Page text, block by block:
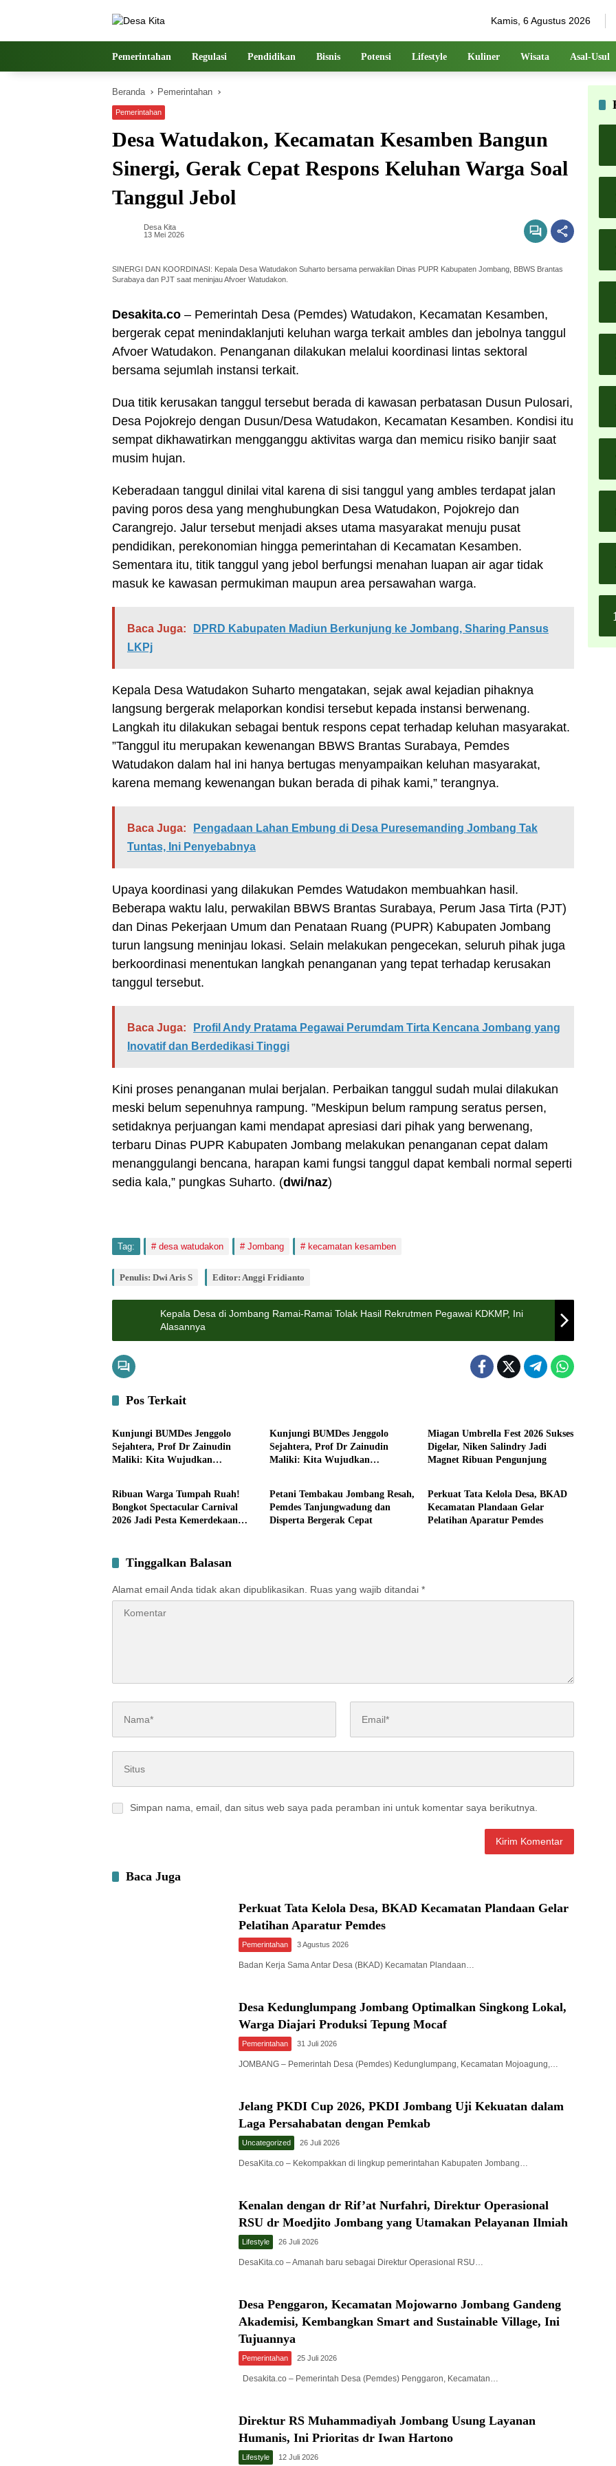
Kamis, 6 Agustus 2026
Pemerintahan Regulasi Pendidikan Bisnis Potensi Lifestyle Kuliner Wisata Asal-Usul
Beranda Pemerintahan
Pemerintahan
Desa Watudakon, Kecamatan Kesamben Bangun
Sinergi, Gerak Cepat Respons Keluhan Warga Soal
Tanggul Jebol
Desa Kita
13 Mei 2026
SINERGI DAN KOORDINASI: Kepala Desa Watudakon Suharto bersama perwakilan Dinas PUPR Kabupaten Jombang, BBWS Brantas
Surabaya dan PJT saat meninjau Afvoer Watudakon.
Desakita.co – Pemerintah Desa (Pemdes) Watudakon, Kecamatan Kesamben,
bergerak cepat menindaklanjuti keluhan warga terkait ambles dan jebolnya tanggul
Afvoer Watudakon. Penanganan dilakukan melalui koordinasi lintas sektoral
bersama sejumlah instansi terkait.
Dua titik kerusakan tanggul tersebut berada di kawasan perbatasan Dusun Pulosari,
Desa Pojokrejo dengan Dusun/Desa Watudakon, Kecamatan Kesamben. Kondisi itu
sempat dikhawatirkan mengganggu aktivitas warga dan memicu risiko banjir saat
musim hujan.
Keberadaan tanggul dinilai vital karena di sisi tanggul yang ambles terdapat jalan
paving poros desa yang menghubungkan Desa Watudakon, Pojokrejo dan
Carangrejo. Jalur tersebut menjadi akses utama masyarakat menuju pusat
pendidikan, perekonomian hingga pemerintahan di Kecamatan Kesamben.
Sementara itu, titik tanggul yang jebol berfungsi menahan luapan air agar tidak
masuk ke kawasan permukiman maupun area persawahan warga.
Baca Juga:
DPRD Kabupaten Madiun Berkunjung ke Jombang, Sharing Pansus
LKPj
Kepala Desa Watudakon Suharto mengatakan, sejak awal kejadian pihaknya
langsung bergerak melaporkan kondisi tersebut kepada instansi berwenang.
Langkah itu dilakukan sebagai bentuk respons cepat terhadap keluhan masyarakat.
”Tanggul itu merupakan kewenangan BBWS Brantas Surabaya, Pemdes
Watudakon dalam hal ini hanya bertugas menyampaikan keluhan masyarakat,
karena memang kewenangan bukan berada di pihak kami,” terangnya.
Baca Juga:
Pengadaan Lahan Embung di Desa Puresemanding Jombang Tak
Tuntas, Ini Penyebabnya
Upaya koordinasi yang dilakukan Pemdes Watudakon membuahkan hasil.
Beberapa waktu lalu, perwakilan BBWS Brantas Surabaya, Perum Jasa Tirta (PJT)
dan Dinas Pekerjaan Umum dan Penataan Ruang (PUPR) Kabupaten Jombang
turun langsung meninjau lokasi. Selain melakukan pengecekan, seluruh pihak juga
berkoordinasi menentukan langkah penanganan yang tepat terhadap kerusakan
tanggul tersebut.
Baca Juga:
Profil Andy Pratama Pegawai Perumdam Tirta Kencana Jombang yang
Inovatif dan Berdedikasi Tinggi
Kini proses penanganan mulai berjalan. Perbaikan tanggul sudah mulai dilakukan
meski belum sepenuhnya rampung. ”Meskipun belum rampung seratus persen,
setidaknya perjuangan kami mendapat apresiasi dari pihak yang berwenang,
terbaru Dinas PUPR Kabupaten Jombang melakukan penanganan cepat dalam
menanggulangi bencana, harapan kami fungsi tanggul dapat kembali normal seperti
sedia kala,” pungkas Suharto. (dwi/naz)
Tag: desa watudakon Jombang kecamatan kesamben
Penulis: Dwi Aris S Editor: Anggi Fridianto
Kepala Desa di Jombang Ramai-Ramai Tolak Hasil Rekrutmen Pegawai KDKMP, Ini
Alasannya
Pos Terkait
Pemerintahan
Kunjungi BUMDes Jenggolo
Sejahtera, Prof Dr Zainudin
Maliki: Kita Wujudkan
Kunjungi BUMDes Jenggolo
Sejahtera, Prof Dr Zainudin
Maliki: Kita Wujudkan
Miagan Umbrella Fest 2026 Sukses
Digelar, Niken Salindry Jadi
Magnet Ribuan Pengunjung
Ribuan Warga Tumpah Ruah!
Bongkot Spectacular Carnival
2026 Jadi Pesta Kemerdekaan
Petani Tembakau Jombang Resah,
Pemdes Tanjungwadung dan
Disperta Bergerak Cepat
Pemerintahan
Perkuat Tata Kelola Desa, BKAD
Kecamatan Plandaan Gelar
Pelatihan Aparatur Pemdes
Tinggalkan Balasan
Alamat email Anda tidak akan dipublikasikan. Ruas yang wajib ditandai *
Simpan nama, email, dan situs web saya pada peramban ini untuk komentar saya berikutnya.
Baca Juga
Perkuat Tata Kelola Desa, BKAD Kecamatan Plandaan Gelar
Pelatihan Aparatur Pemdes
Pemerintahan 3 Agustus 2026
Badan Kerja Sama Antar Desa (BKAD) Kecamatan Plandaan…
Desa Kedunglumpang Jombang Optimalkan Singkong Lokal,
Warga Diajari Produksi Tepung Mocaf
Pemerintahan 31 Juli 2026
JOMBANG – Pemerintah Desa (Pemdes) Kedunglumpang, Kecamatan Mojoagung,…
Jelang PKDI Cup 2026, PKDI Jombang Uji Kekuatan dalam
Laga Persahabatan dengan Pemkab
Uncategorized 26 Juli 2026
DesaKita.co – Kekompakkan di lingkup pemerintahan Kabupaten Jombang…
Kenalan dengan dr Rif’at Nurfahri, Direktur Operasional
RSU dr Moedjito Jombang yang Utamakan Pelayanan Ilmiah
Lifestyle 26 Juli 2026
DesaKita.co – Amanah baru sebagai Direktur Operasional RSU…
Desa Penggaron, Kecamatan Mojowarno Jombang Gandeng
Akademisi, Kembangkan Smart and Sustainable Village, Ini
Tujuannya
Pemerintahan 25 Juli 2026
Desakita.co – Pemerintah Desa (Pemdes) Penggaron, Kecamatan…
Direktur RS Muhammadiyah Jombang Usung Layanan
Humanis, Ini Prioritas dr Iwan Hartono
Lifestyle 12 Juli 2026